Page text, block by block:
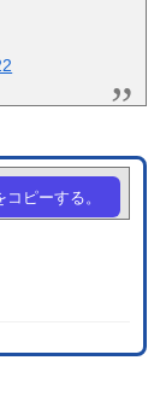
ピーする。